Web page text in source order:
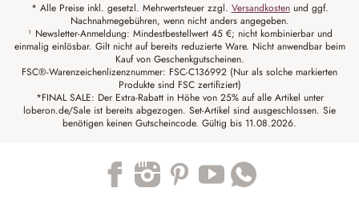
* Alle Preise inkl. gesetzl. Mehrwertsteuer zzgl. Versandkostenund ggf.
Nachnahmegebühren, wenn nicht anders angegeben.
¹ Newsletter-Anmeldung: Mindestbestellwert 45 €; nicht kombinierbar und
einmalig einlösbar. Gilt nicht auf bereits reduzierte Ware. Nicht anwendbar beim
Kauf von Geschenkgutscheinen.
FSC®-Warenzeichenlizenznummer: FSC-C136992 (Nur als solche markierten
Produkte sind FSC zertifiziert)
*FINAL SALE: Der Extra-Rabatt in Höhe von 25% auf alle Artikel unter
loberon.de/Sale ist bereits abgezogen. Set-Artikel sind ausgeschlossen. Sie
benötigen keinen Gutscheincode. Gültig bis 11.08.2026.